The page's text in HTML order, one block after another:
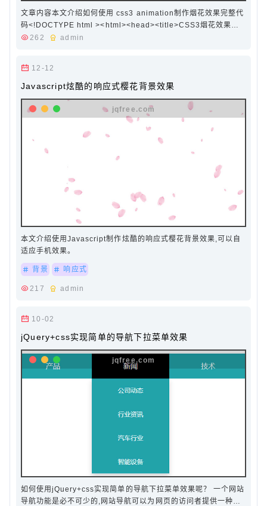
文章内容本文介绍如何使用 css3 animation制作烟花效果完整代
码<!DOCTYPE html ><html><head><title>CSS3烟花效果
</title><style>body {background-color: #090708; }.fireBox
262 admin
12-12
Javascript炫酷的响应式樱花背景效果
本文介绍使用Javascript制作炫酷的响应式樱花背景效果,可以自
适应手机效果。
背景 响应式
217 admin
10-02
jQuery+css实现简单的导航下拉菜单效果
如何使用jQuery+css实现简单的导航下拉菜单效果呢？ 一个网站
导航功能是必不可少的,‌‌网站导航可以为网页的访问者提供一种捷